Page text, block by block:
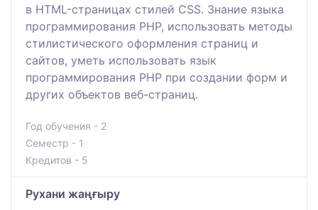
в HTML-страницах стилей CSS. Знание языка
программирования РНР, использовать методы
стилистического оформления страниц и
сайтов, уметь использовать язык
программирования РНР при создании форм и
других объектов веб-страниц.
Год обучения - 2
Семестр - 1
Кредитов - 5
Рухани жаңғыру